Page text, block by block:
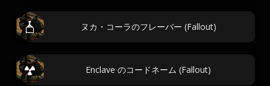
ヌカ・コーラのフレーバー (Fallout)
Enclave のコードネーム (Fallout)